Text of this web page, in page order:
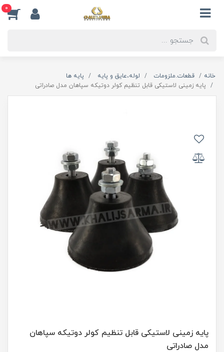
0
خانه قطعات.ملزومات لوله،عایق و پایه
پایه ها
پایه زمینی لاستیکی قابل تنظیم کولر دوتیکه سپاهان مدل صادراتی
پایه زمینی لاستیکی قابل تنظیم کولر دوتیکه سپاهان
مدل صادراتی